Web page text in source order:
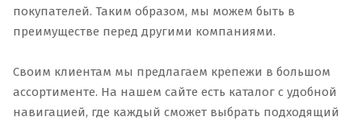
покупателей. Таким образом, мы можем быть в
преимуществе перед другими компаниями.
Своим клиентам мы предлагаем крепежи в большом
ассортименте. На нашем сайте есть каталог с удобной
навигацией, где каждый сможет выбрать подходящий